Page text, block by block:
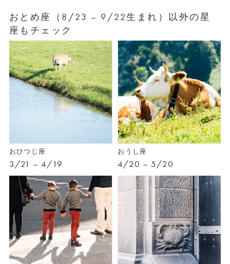
おとめ座（8/23 – 9/22生まれ）以外の星
座もチェック
おひつじ座
3/21 – 4/19
おうし座
4/20 – 5/20